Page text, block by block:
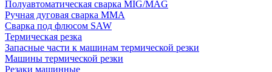
Полуавтоматическая сварка MIG/MAG
Ручная дуговая сварка MMA
Сварка под флюсом SAW
Термическая резка
Запасные части к машинам термической резки
Машины термической резки
Резаки машинные